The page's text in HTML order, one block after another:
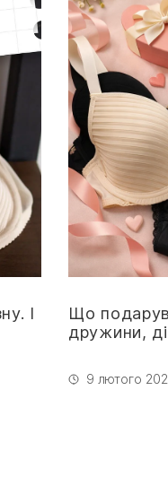
І
Що
дружини,
9 лютого